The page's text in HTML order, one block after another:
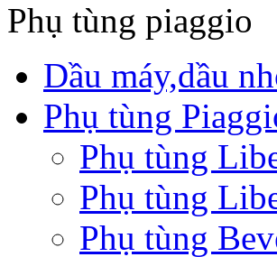
Phụ tùng piaggio
Dầu máy,dầu
Phụ tùng
Phụ tùng
Phụ tùng
Phụ tùng